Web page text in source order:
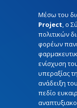
Μέσω του
Project, o
πολιτικών
φορέων
ενίσχυση
υπεραξίας
ανάδειξη
πεδίο